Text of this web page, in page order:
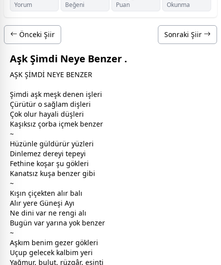
Yorum Beğeni Puan Okunma
Önceki Şiir Sonraki Şiir
Aşk Şimdi Neye Benzer .
AŞK ŞİMDİ NEYE BENZER
Şimdi aşk meşk denen işleri
Çürütür o sağlam dişleri
Çok olur hayali düşleri
Kaşıksız çorba içmek benzer
~
Hüzünle güldürür yüzleri
Dinlemez dereyi tepeyi
Fethine koşar şu gökleri
Kanatsız kuşa benzer gibi
~
Kışın çiçekten alır balı
Alır yere Güneşi Ayı
Ne dini var ne rengi alı
Bugün var yarına yok benzer
~
Aşkım benim gezer gökleri
Uçup gelecek kalbim yeri
Yağmur, bulut, rüzgâr, esinti